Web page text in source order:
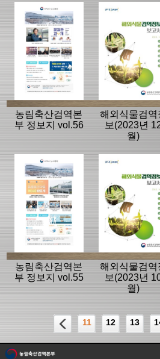
농림축산검역본
부 정보지 vol.56
해외식물검역
보(2023년
월)
농림축산검역본
부 정보지 vol.55
해외식물검역
보(2023년
월)
11 12 13